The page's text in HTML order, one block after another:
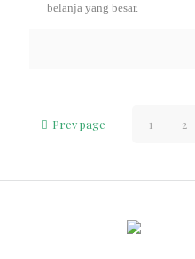
belanja yang besar.
Prev page 1 2